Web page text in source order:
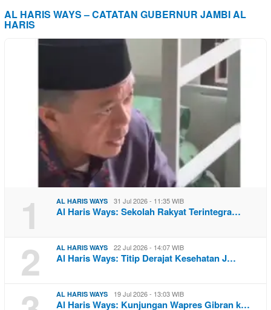
AL HARIS WAYS – CATATAN GUBERNUR JAMBI AL
HARIS
1 AL HARIS WAYS 31 Jul 2026 - 11:35 WIB
Al Haris Ways: Sekolah Rakyat Terintegra…
2 AL HARIS WAYS 22 Jul 2026 - 14:07 WIB
Al Haris Ways: Titip Derajat Kesehatan J…
AL HARIS WAYS 19 Jul 2026 - 13:03 WIB
Al Haris Ways: Kunjungan Wapres Gibran k…